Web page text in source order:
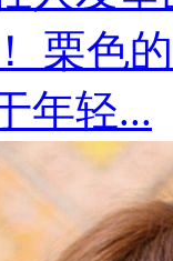
栗色
年轻...